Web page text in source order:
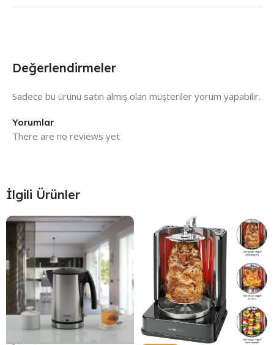
Değerlendirmeler
Yorumlar
There are no reviews yet
Sadece bu ürünü satın almış olan müşteriler yorum yapabilir.
İlgili Ürünler